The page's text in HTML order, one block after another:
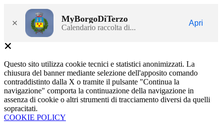
× MyBorgoDiTerzo
Calendario raccolta di...
Apri
Questo sito utilizza cookie tecnici e statistici anonimizzati. La
chiusura del banner mediante selezione dell'apposito comando
contraddistinto dalla X o tramite il pulsante "Continua la
navigazione" comporta la continuazione della navigazione in
assenza di cookie o altri strumenti di tracciamento diversi da quelli
sopracitati.
COOKIE POLICY